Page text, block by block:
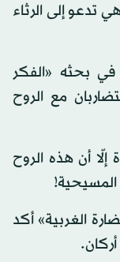
تدعو إلى الرثاء
بحثه «الفكر
مع الروح
أن هذه الروح
المسيحية!
الغربية» أكد